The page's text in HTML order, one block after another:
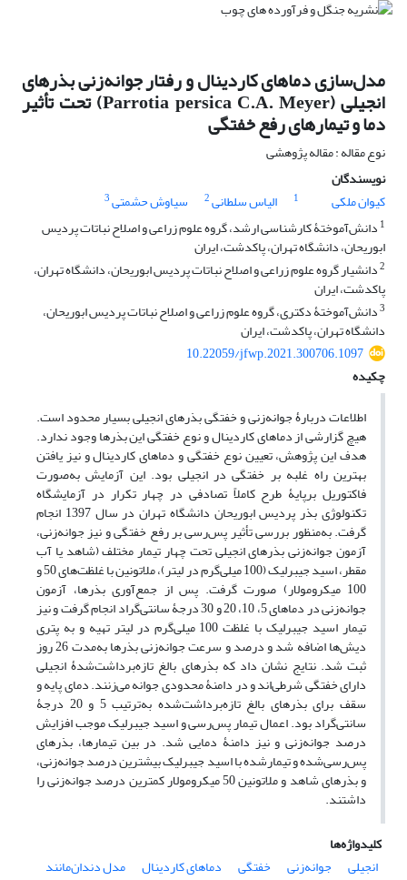
مدل‌سازی دماهای کاردینال و رفتار جوانه‌زنی بذرهای
انجیلی (Parrotia persica C.A. Meyer) تحت تأثیر
دما و تیمارهای رفع خفتگی
نوع مقاله : مقاله پژوهشی
نویسندگان
کیوان ملکی
1 الیاس سلطانی2 سیاوش حشمتی3
1 دانش‌آموختۀ کارشناسی ارشد، گروه علوم زراعی و اصلاح نباتات پردیس
ابوریحان، دانشگاه تهران، پاکدشت، ایران
2دانشیار گروه علوم زراعی و اصلاح نباتات پردیس ابوریحان، دانشگاه تهران،
پاکدشت، ایران
3دانش‌آموختۀ دکتری، گروه علوم زراعی و اصلاح نباتات پردیس ابوریحان،
دانشگاه تهران، پاکدشت، ایران
10.22059/jfwp.2021.300706.1097
چکیده
اطلاعات دربارۀ جوانه‌زنی و خفتگی بذرهای انجیلی بسیار محدود است.
هیچ گزارشی از دماهای کاردینال و نوع خفتگی این بذرها وجود ندارد.
هدف این پژوهش، تعیین نوع خفتگی و دماهای کاردینال و نیز یافتن
بهترین راه غلبه بر خفتگی در انجیلی بود. این آزمایش به‌صورت
فاکتوریل برپایۀ طرح کاملاً تصادفی در چهار تکرار در آزمایشگاه
تکنولوژی بذر پردیس ابوریحان دانشگاه تهران در سال 1397 انجام
گرفت. به‌منظور بررسی تأثیر پس‌رسی بر رفع خفتگی و نیز جوانه‌زنی،
آزمون جوانه‌زنی بذرهای انجیلی تحت چهار تیمار مختلف (شاهد یا آب
مقطر، اسید جیبرلیک (100 میلی‌گرم در لیتر)، ملاتونین با غلظت‌های 50 و
100 میکرومولار) صورت گرفت. پس از جمع‌آوری بذرها، آزمون
جوانه‌زنی در دماهای 5، 10، 20 و 30 درجۀ سانتی‌گراد انجام گرفت و نیز
تیمار اسید جیبرلیک با غلظت 100 میلی‌گرم در لیتر تهیه و به پتری
دیش‌ها اضافه شد و درصد و سرعت جوانه‌زنی بذرها به‌مدت 26 روز
ثبت شد. نتایج نشان داد که بذرهای بالغ تازه‌برداشت‌شدۀ انجیلی
دارای خفتگی شرطی‌اند و در دامنۀ محدودی جوانه می‌زنند. دمای پایه و
سقف برای بذرهای بالغ تازه‌برداشت‌شده به‌ترتیب 5 و 20 درجۀ
سانتی‌گراد بود. اعمال تیمار پس‌رسی و اسید جیبرلیک موجب افزایش
درصد جوانه‌زنی و نیز دامنۀ دمایی شد. در بین تیمارها، بذرهای
پس‌رسی‌شده و تیمارشده با اسید جیبرلیک بیشترین درصد جوانه‌زنی،
و بذرهای شاهد و ملاتونین 50 میکرومولار کمترین درصد جوانه‌زنی را
داشتند.
کلیدواژه‌ها
انجیلی
جوانه‌زنی خفتگی دماهای کاردینال مدل دندان‌مانند